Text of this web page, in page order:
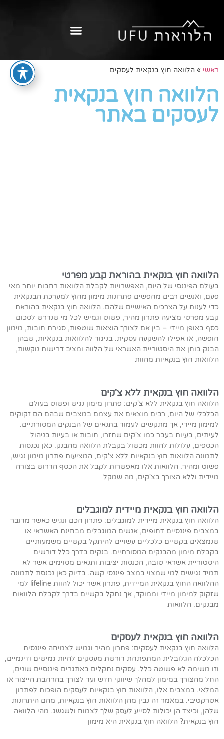
ראשי » הלוואה חוץ בנקאית לעסקים
הלוואה חוץ בנקאית
לעסקים באתר
הלוואה חוץ בנקאית בהוראת קבע מפרטי
בעולם הפיננסי של היום, האפשרויות לקבלת הלוואות רחבות יותר מאי
פעם, ואנשים רבים מחפשים פתרונות מימון מחוץ למערכת הבנקאית
כדי לענות על הצרכים האישיים שלהם. הלוואה חוץ בנקאית בהוראת
קבע מפרטי מציעה פתרון מהיר, פשוט וגמיש לכל מי שנדרש לסכום
כסף באופן מיידי – בין אם לצורך הוצאות שוטפות, סגירת חובות, מימון
חופשה, או אפילו להשקעה עסקית. בניגוד להלוואות בנקאיות, שבהן
הבנק בוחן את היסטוריית האשראי של הלווה ומציב דרישות נוקשות,
הלוואות חוץ בנקאיות מהוות
הלוואה חוץ בנקאית ללא צ'קים
הלוואה חוץ בנקאית ללא צ'קים: פתרון מימון נגיש ופשוט בעולם
הכלכלי של היום, רבים מוצאים את עצמם במצבים שבהם הם זקוקים
למימון מיידי, אך מתקשים לעמוד בתנאים של הבנקים המסורתיים.
לעיתים, בעיות בעבר כמו צ'קים שחזרו, חובות או בעיות בניהול
הכספים, עלולות להוות מכשול בקבלת הלוואה מהבנק. כאן נכנסות
לתמונה הלוואות חוץ בנקאיות ללא צ'קים, המציעות פתרון מימון נגיש,
פשוט ומהיר. הלוואות אלו מאפשרות לקבל את הכסף הדרוש בצורה
מיידית וללא הצורך בצ'קים, מה שמקל
הלוואה חוץ בנקאית מיידית למוגבלים
הלוואה חוץ בנקאית מיידית למוגבלים: פתרון חכם ונגיש כאשר מדובר
במצבים פיננסיים דחופים, אנשים המוגבלים מבחינת האשראי או
שנמצאים בקשיים כלכליים עשויים להיתקל בקשיים משמעותיים
בקבלת מימון מהבנקים המסורתיים. בנקים בדרך כלל דורשים
היסטוריית אשראי טובה, הכנסות יציבות ותנאים מסוימים אשר לא
תמיד נגישים למי שמצוי במצב פיננסי קשה. בדיוק כאן נכנסת לתמונה
ההלוואה החוץ בנקאית המיידית, פתרון אשר יכול להוות lifeline למי
שזקוק למימון מיידי וממוקד, אך נתקל בקשיים בדרך לקבלת הלוואות
מבנקים. הלוואות
הלוואה חוץ בנקאית לעסקים
הלוואה חוץ בנקאית לעסקים: פתרון מהיר וגמיש לצמיחה פיננסית
הכלכלה הגלובלית המתפתחת דורשת מעסקים להיות גמישים ודינמיים,
וזו משימה לא פשוטה כלל. עסקים נתקלים באתגרים פיננסיים שונים,
החל מהצורך במימון למהלך שיווקי חדש ועד לצורך בהרחבת הייצור או
המלאי. במצבים אלו, הלוואות חוץ בנקאיות לעסקים הופכות לפתרון
אטרקטיבי. במאמר זה נבין מהן הלוואות חוץ בנקאיות, מהם היתרונות
שלהן, וכיצד הן יכולות לסייע לעסק שלך לצמוח ולשגשג. מהי הלוואה
חוץ בנקאית? הלוואה חוץ בנקאית היא מימון